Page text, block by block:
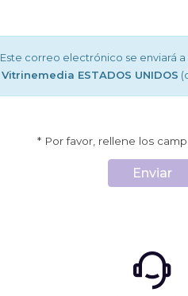
Este correo electrónico se enviará
Vitrinemedia ESTADOS UNIDOS
* Por favor, rellene los
Enviar